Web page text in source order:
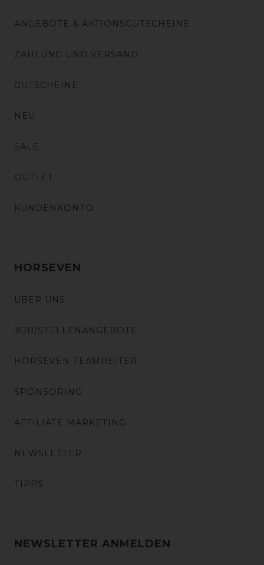
ANGEBOTE & AKTIONSGUTSCHEINE
ZAHLUNG UND VERSAND
GUTSCHEINE
NEU
SALE
OUTLET
KUNDENKONTO
HORSEVEN
ÜBER UNS
JOB/STELLENANGEBOTE
HORSEVEN TEAMREITER
SPONSORING
AFFILIATE MARKETING
NEWSLETTER
TIPPS
NEWSLETTER ANMELDEN